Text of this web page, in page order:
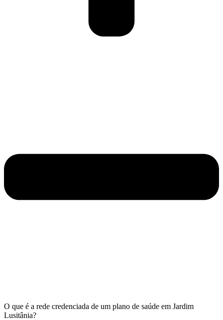
O que é a rede credenciada de um plano de saúde em Jardim
Lusitânia?